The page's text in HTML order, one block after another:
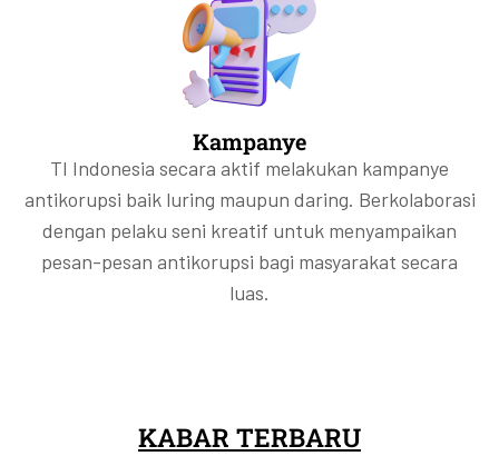
Kampanye
TI Indonesia secara aktif melakukan kampanye
antikorupsi baik luring maupun daring. Berkolaborasi
dengan pelaku seni kreatif untuk menyampaikan
pesan-pesan antikorupsi bagi masyarakat secara
luas.
KABAR TERBARU